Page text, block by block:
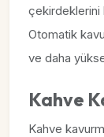
çekirdeklerini
Otomatik
ve daha
Kahve
Kahve